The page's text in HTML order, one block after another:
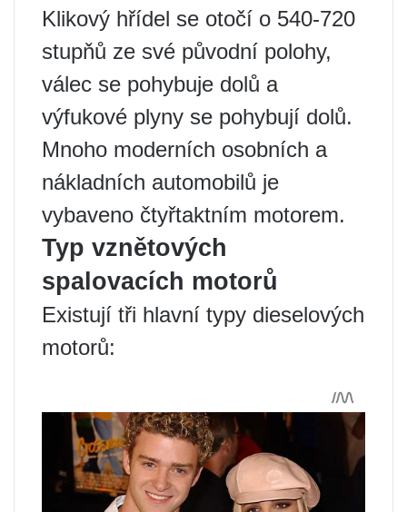
Klikový hřídel se otočí o 540-720
stupňů ze své původní polohy,
válec se pohybuje dolů a
výfukové plyny se pohybují dolů.
Mnoho moderních osobních a
nákladních automobilů je
vybaveno čtyřtaktním motorem.
Typ vznětových
spalovacích motorů
Existují tři hlavní typy dieselových
motorů: